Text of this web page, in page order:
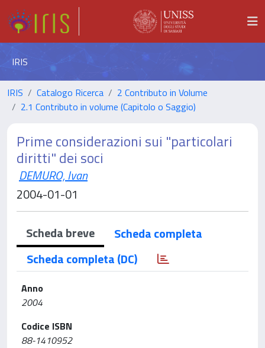
IRIS
IRIS Catalogo Ricerca
2 Contributo in Volume
2.1 Contributo in volume (Capitolo o Saggio)
Prime considerazioni sui "particolari
diritti" dei soci
DEMURO, Ivan
2004-01-01
Scheda breve
Scheda completa
Scheda completa (DC)
Anno
2004
Codice ISBN
88-1410952